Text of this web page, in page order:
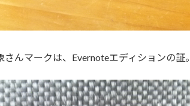
さんマークは、Evernoteエディションの証。